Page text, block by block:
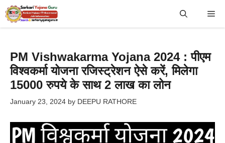
Skip
to
PM Vishwakarma Yojana 2024 : पीएम
विश्वकर्मा योजना रजिस्ट्रेशन ऐसे करें, मिलेगा
15000 रुपये के साथ 2 लाख का लोन
January 23, 2024 by DEEPU RATHORE